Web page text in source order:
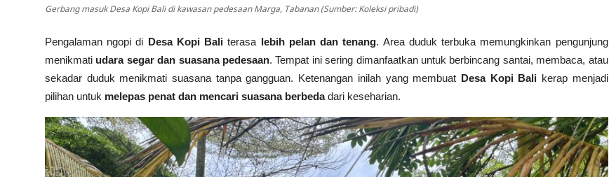
Gerbang masuk Desa Kopi Bali di kawasan pedesaan Marga, Tabanan (Sumber: Koleksi pribadi)
Pengalaman ngopi di Desa Kopi Bali terasa lebih pelan dan tenang. Area duduk terbuka memungkinkan pengunjung
menikmati udara segar dan suasana pedesaan. Tempat ini sering dimanfaatkan untuk berbincang santai, membaca, atau
sekadar duduk menikmati suasana tanpa gangguan. Ketenangan inilah yang membuat Desa Kopi Bali kerap menjadi
pilihan untuk melepas penat dan mencari suasana berbedadari keseharian.